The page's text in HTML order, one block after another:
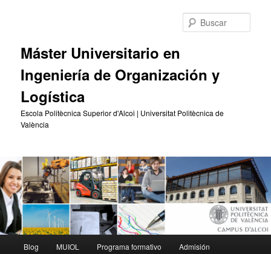
Máster Universitario en
Ingeniería de Organización y
Logística
Escola Politècnica Superior d'Alcoi | Universitat Politècnica de
València
Blog MUIOL Programa formativo Admisión